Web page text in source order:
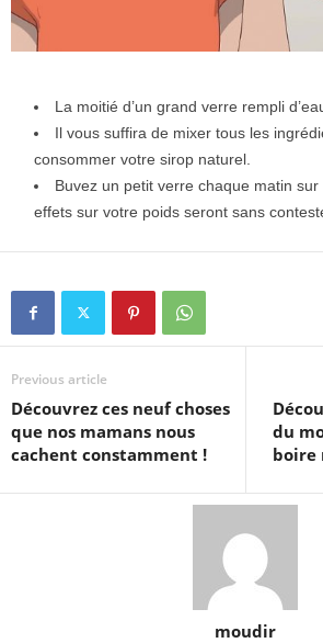
La moitié d’un grand verre rempli
Il vous suffira de mixer tous les
consommer votre sirop naturel.
Buvez un petit verre chaque matin
effets sur votre poids seront sans
Previous article
Découvrez ces neuf choses
que nos mamans nous
cachent constamment !
du
boire
moudir